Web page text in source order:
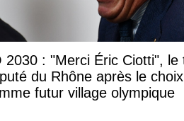
2030 : "Merci Éric Ciotti", le
du Rhône après le choix
futur village olympique